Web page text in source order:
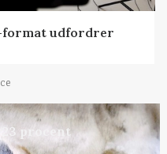
format udfordrer
procent